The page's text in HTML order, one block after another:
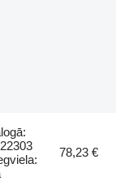
78,23 €